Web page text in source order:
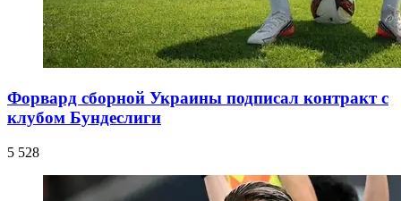
Форвард сборной Украины подписал контракт с
клубом Бундеслиги
5 528